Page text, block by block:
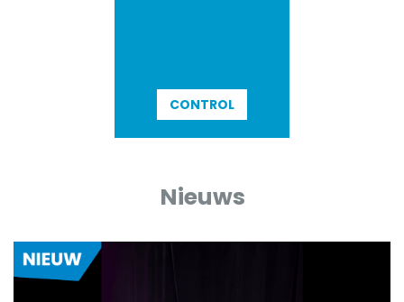
CONTROL
Nieuws